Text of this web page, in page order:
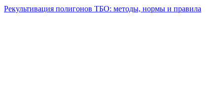
Рекультивация полигонов ТБО: методы, нормы и правила